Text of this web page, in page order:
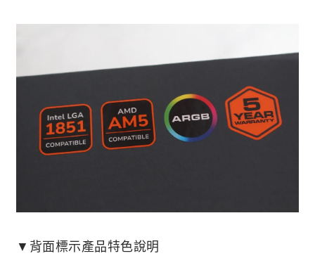
▼背面標示產品特色說明